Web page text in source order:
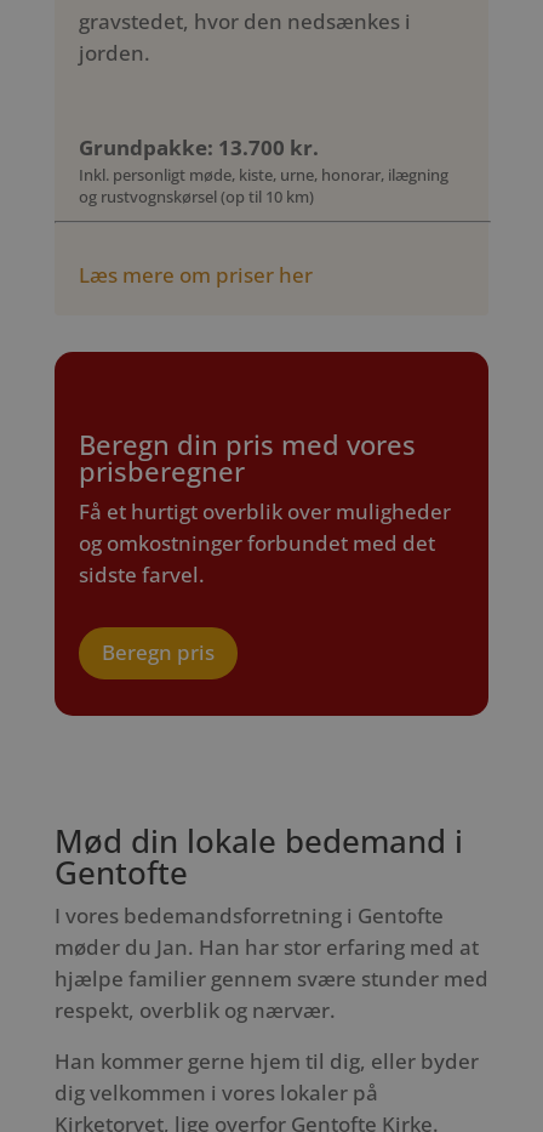
gravstedet, hvor den nedsænkes i
jorden.
Grundpakke: 13.700 kr.
Inkl. personligt møde, kiste, urne, honorar, ilægning
og rustvognskørsel (op til 10 km)
Læs mere om priser her
Beregn din pris med vores
prisberegner
Få et hurtigt overblik over muligheder
og omkostninger forbundet med det
sidste farvel.
Beregn pris
Mød din lokale bedemand i
Gentofte
I vores bedemandsforretning i Gentofte
møder du Jan. Han har stor erfaring med at
hjælpe familier gennem svære stunder med
respekt, overblik og nærvær.
Han kommer gerne hjem til dig, eller byder
dig velkommen i vores lokaler på
Kirketorvet, lige overfor Gentofte Kirke.